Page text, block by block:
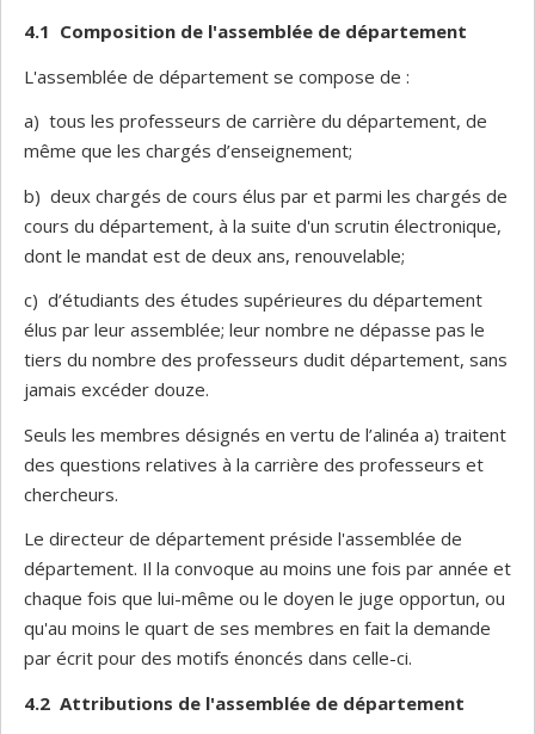
4.1 Composition de l'assemblée de département
L'assemblée de département se compose de :
a) tous les professeurs de carrière du département, de
même que les chargés d’enseignement;
b) deux chargés de cours élus par et parmi les chargés de
cours du département, à la suite d'un scrutin électronique,
dont le mandat est de deux ans, renouvelable;
c) d’étudiants des études supérieures du département
élus par leur assemblée; leur nombre ne dépasse pas le
tiers du nombre des professeurs dudit département, sans
jamais excéder douze.
Seuls les membres désignés en vertu de l’alinéa a) traitent
des questions relatives à la carrière des professeurs et
chercheurs.
Le directeur de département préside l'assemblée de
département. Il la convoque au moins une fois par année et
chaque fois que lui-même ou le doyen le juge opportun, ou
qu'au moins le quart de ses membres en fait la demande
par écrit pour des motifs énoncés dans celle-ci.
4.2 Attributions de l'assemblée de département